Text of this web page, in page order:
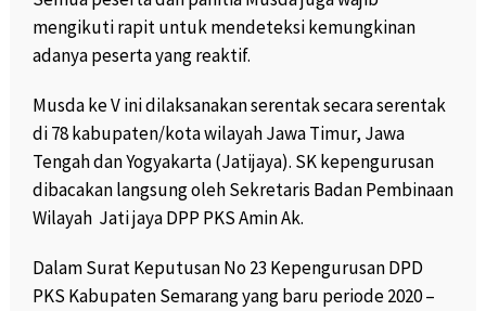
mengikuti rapit untuk mendeteksi kemungkinan
adanya peserta yang reaktif.
Musda ke V ini dilaksanakan serentak secara serentak
di 78 kabupaten/kota wilayah Jawa Timur, Jawa
Tengah dan Yogyakarta (Jatijaya). SK kepengurusan
dibacakan langsung oleh Sekretaris Badan Pembinaan
Wilayah Jati jaya DPP PKS Amin Ak.
Dalam Surat Keputusan No 23 Kepengurusan DPD
PKS Kabupaten Semarang yang baru periode 2020 –